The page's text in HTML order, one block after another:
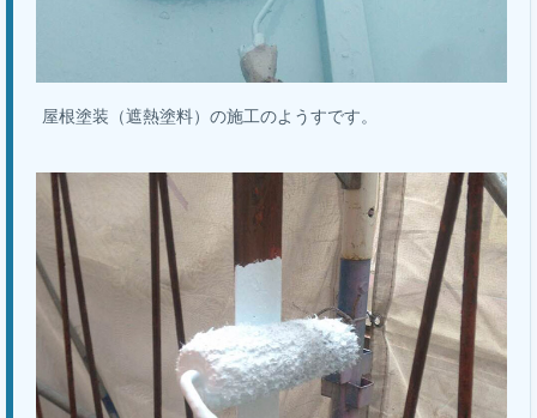
屋根塗装（遮熱塗料）の施工のようすです。